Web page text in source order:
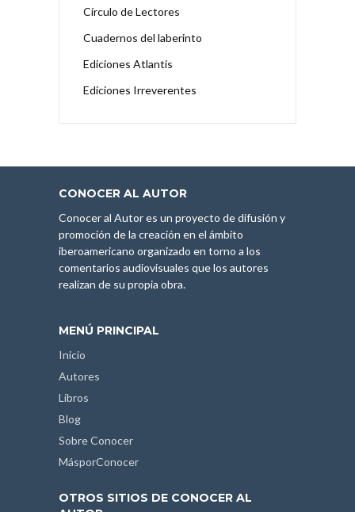
Círculo de Lectores
Cuadernos del laberinto
Ediciones Atlantis
Ediciones Irreverentes
CONOCER AL AUTOR
Conocer al Autor es un proyecto de difusión y
promoción de la creación en el ámbito
iberoamericano organizado en torno a los
comentarios audiovisuales que los autores
realizan de su propia obra.
MENÚ PRINCIPAL
Inicio
Autores
Libros
Blog
Sobre Conocer
MásporConocer
OTROS SITIOS DE CONOCER AL